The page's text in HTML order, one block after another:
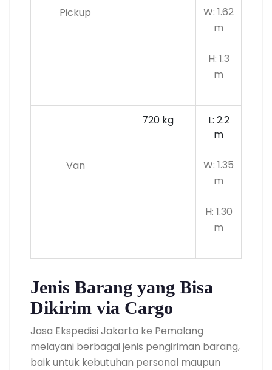
Pickup
W: 1.62
m
H: 1.3
m
Van
720 kg
L: 2.2
m
W: 1.35
m
H: 1.30
m
Jenis Barang yang Bisa
Dikirim via Cargo
Jasa Ekspedisi Jakarta ke Pemalang
melayani berbagai jenis pengiriman barang,
baik untuk kebutuhan personal maupun